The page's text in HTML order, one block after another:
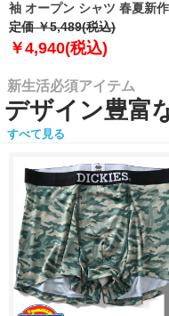
袖 オープン シャツ 春夏新作
azsh-260213 【fre】
定価 ￥5,489(税込)
￥4,940(税込)
新生活必須アイテム
デザイン豊富
すべて見る